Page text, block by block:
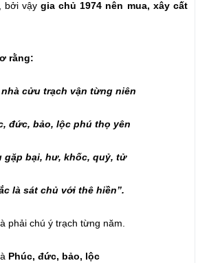
bởi vậy gia chủ 1974 nên mua, xây cất
rằng:
nhà cửu trạch vận từng niên
đức, bảo, lộc phú thọ yên
gặp bại, hư, khốc, quỷ, tử
là sát chủ với thê hiền”.
phải chú ý trạch từng năm.
Phúc, đức, bảo, lộc